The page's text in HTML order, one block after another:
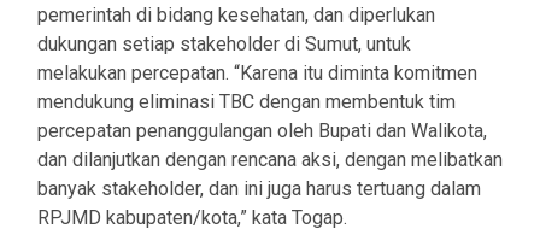
pemerintah di bidang kesehatan, dan diperlukan
dukungan setiap stakeholder di Sumut, untuk
melakukan percepatan. “Karena itu diminta komitmen
mendukung eliminasi TBC dengan membentuk tim
percepatan penanggulangan oleh Bupati dan Walikota,
dan dilanjutkan dengan rencana aksi, dengan melibatkan
banyak stakeholder, dan ini juga harus tertuang dalam
RPJMD kabupaten/kota,” kata Togap.